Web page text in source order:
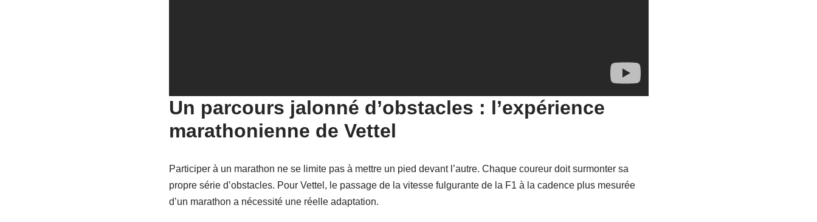
Un parcours jalonné d’obstacles : l’expérience
marathonienne de Vettel
Participer à un marathon ne se limite pas à mettre un pied devant l’autre. Chaque coureur doit surmonter sa
propre série d’obstacles. Pour Vettel, le passage de la vitesse fulgurante de la F1 à la cadence plus mesurée
d’un marathon a nécessité une réelle adaptation.